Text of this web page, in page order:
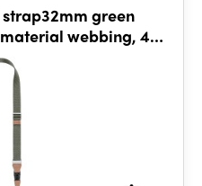
green
webbing, 4
square buckle